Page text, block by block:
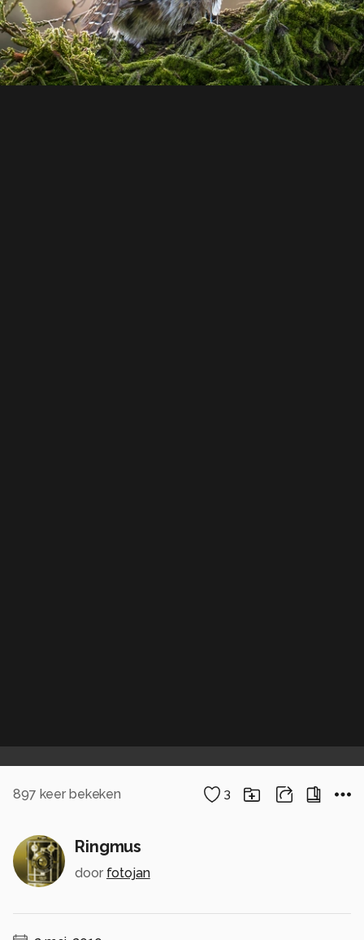
897 keer bekeken 3
Ringmus
door fotojan